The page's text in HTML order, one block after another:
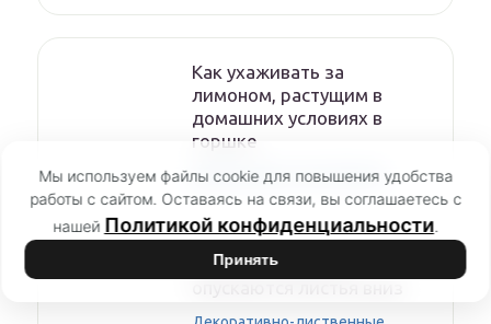
Как ухаживать за
лимоном, растущим в
домашних условиях в
горшке
Декоративно-лиственные
Почему у драцены
Мы используем файлы cookie для повышения удобства
работы с сайтом. Оставаясь на связи, вы соглашаетесь с
нашей Политикой конфиденциальности.
Принять